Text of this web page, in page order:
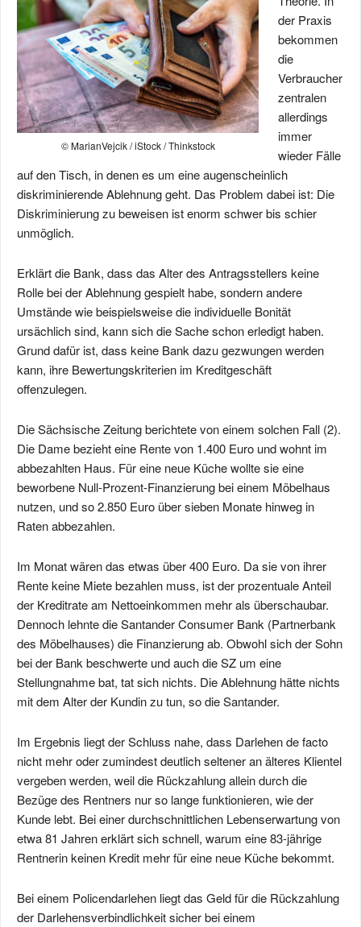
© MarianVejcik / iStock / Thinkstock
der Praxis
bekommen
die
Verbraucher
zentralen
allerdings
immer
wieder Fälle
auf den Tisch, in denen es um eine augenscheinlich
diskriminierende Ablehnung geht. Das Problem dabei ist: Die
Diskriminierung zu beweisen ist enorm schwer bis schier
unmöglich.
Erklärt die Bank, dass das Alter des Antragsstellers keine
Rolle bei der Ablehnung gespielt habe, sondern andere
Umstände wie beispielsweise die individuelle Bonität
ursächlich sind, kann sich die Sache schon erledigt haben.
Grund dafür ist, dass keine Bank dazu gezwungen werden
kann, ihre Bewertungskriterien im Kreditgeschäft
offenzulegen.
Die Sächsische Zeitung berichtete von einem solchen Fall (2).
Die Dame bezieht eine Rente von 1.400 Euro und wohnt im
abbezahlten Haus. Für eine neue Küche wollte sie eine
beworbene Null-Prozent-Finanzierung bei einem Möbelhaus
nutzen, und so 2.850 Euro über sieben Monate hinweg in
Raten abbezahlen.
Im Monat wären das etwas über 400 Euro. Da sie von ihrer
Rente keine Miete bezahlen muss, ist der prozentuale Anteil
der Kreditrate am Nettoeinkommen mehr als überschaubar.
Dennoch lehnte die Santander Consumer Bank (Partnerbank
des Möbelhauses) die Finanzierung ab. Obwohl sich der Sohn
bei der Bank beschwerte und auch die SZ um eine
Stellungnahme bat, tat sich nichts. Die Ablehnung hätte nichts
mit dem Alter der Kundin zu tun, so die Santander.
Im Ergebnis liegt der Schluss nahe, dass Darlehen de facto
nicht mehr oder zumindest deutlich seltener an älteres Klientel
vergeben werden, weil die Rückzahlung allein durch die
Bezüge des Rentners nur so lange funktionieren, wie der
Kunde lebt. Bei einer durchschnittlichen Lebenserwartung von
etwa 81 Jahren erklärt sich schnell, warum eine 83-jährige
Rentnerin keinen Kredit mehr für eine neue Küche bekommt.
Bei einem Policendarlehen liegt das Geld für die Rückzahlung
der Darlehensverbindlichkeit sicher bei einem